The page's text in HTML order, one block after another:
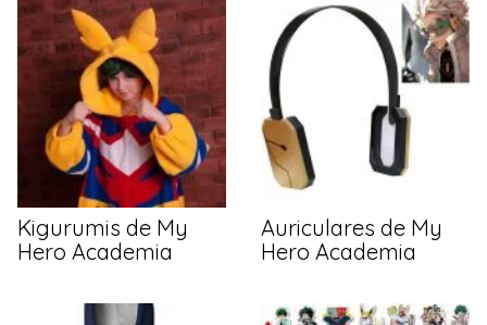
Kigurumis de My
Hero Academia
Auriculares de My
Hero Academia